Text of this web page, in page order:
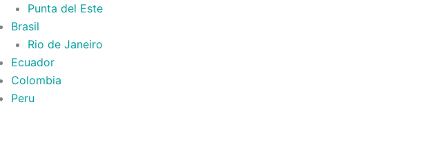
Punta del Este
Brasil
Rio de Janeiro
Ecuador
Colombia
Peru